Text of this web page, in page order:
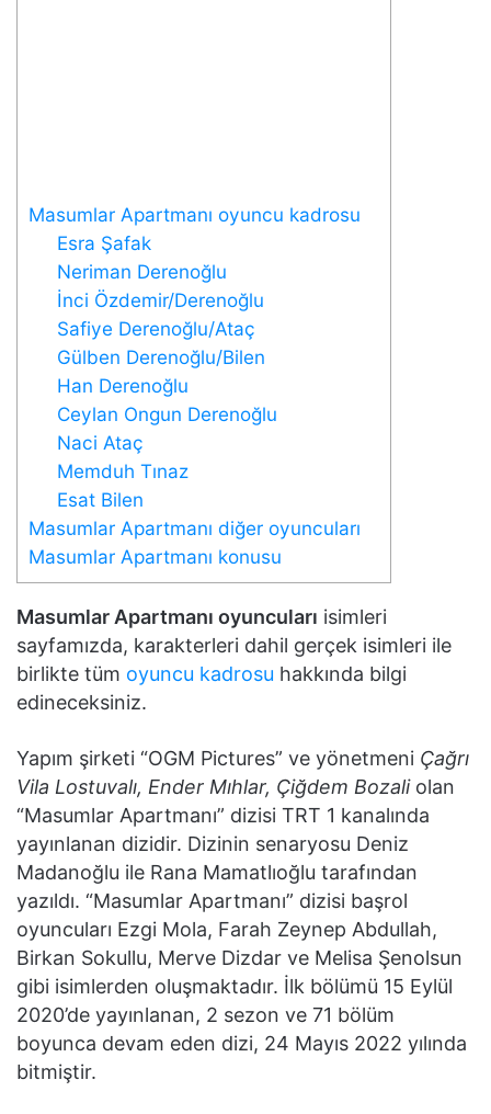
Masumlar Apartmanı oyuncu kadrosu
Esra Şafak
Neriman Derenoğlu
İnci Özdemir/Derenoğlu
Safiye Derenoğlu/Ataç
Gülben Derenoğlu/Bilen
Han Derenoğlu
Ceylan Ongun Derenoğlu
Naci Ataç
Memduh Tınaz
Esat Bilen
Masumlar Apartmanı diğer oyuncuları
Masumlar Apartmanı konusu
Masumlar Apartmanı oyuncuları isimleri
sayfamızda, karakterleri dahil gerçek isimleri ile
birlikte tüm oyuncu kadrosu hakkında bilgi
edineceksiniz.
Yapım şirketi “OGM Pictures” ve yönetmeni Çağrı
Vila Lostuvalı, Ender Mıhlar, Çiğdem Bozaliolan
“Masumlar Apartmanı” dizisi TRT 1 kanalında
yayınlanan dizidir. Dizinin senaryosu Deniz
Madanoğlu ile Rana Mamatlıoğlu tarafından
yazıldı. “Masumlar Apartmanı” dizisi başrol
oyuncuları Ezgi Mola, Farah Zeynep Abdullah,
Birkan Sokullu, Merve Dizdar ve Melisa Şenolsun
gibi isimlerden oluşmaktadır. İlk bölümü 15 Eylül
2020’de yayınlanan, 2 sezon ve 71 bölüm
boyunca devam eden dizi, 24 Mayıs 2022 yılında
bitmiştir.